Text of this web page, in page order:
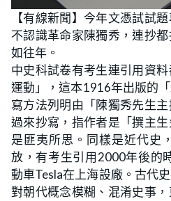
n
m
t
e
o
a
d
e
d
6
.
6
7
%
【有線新聞】今年文憑試試
不認識革命家陳獨秀，連抄
如往年。
中史科試卷有考生連引用資
運動」，這本1916年出版的
寫方法列明由「陳獨秀先生
過來抄寫，指作者是「撰主
是匪夷所思。同樣是近代史
放，有考生引用2000年後的
動車Tesla在上海設廠。古代
對朝代概念模糊、混淆史事